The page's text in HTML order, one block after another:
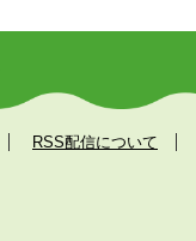
RSS配信について